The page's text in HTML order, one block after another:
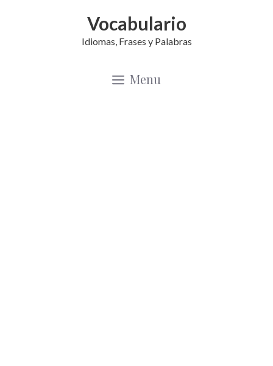
Vocabulario
Idiomas, Frases y Palabras
Menu